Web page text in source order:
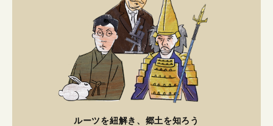
ルーツを紐解き、郷土を知ろう